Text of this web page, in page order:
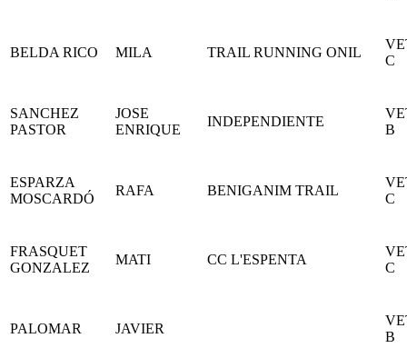
BELDA RICO MILA TRAIL RUNNING ONIL
C
SANCHEZ
PASTOR
JOSE
ENRIQUE
INDEPENDIENTE
B
ESPARZA
MOSCARDÓ
RAFA BENIGANIM TRAIL
C
FRASQUET
GONZALEZ
MATI CC L'ESPENTA
C
PALOMAR JAVIER
B